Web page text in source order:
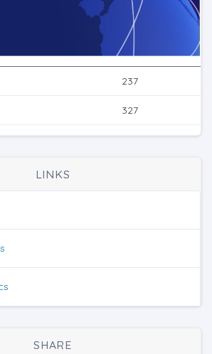
237
327
LINKS
SHARE